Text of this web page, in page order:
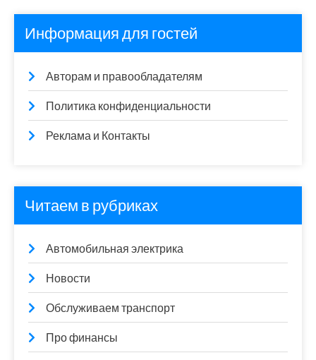
Информация для гостей
Авторам и правообладателям
Политика конфиденциальности
Реклама и Контакты
Читаем в рубриках
Автомобильная электрика
Новости
Обслуживаем транспорт
Про финансы